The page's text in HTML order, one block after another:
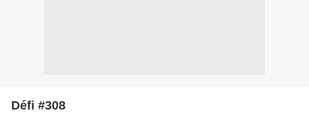
Défi #308